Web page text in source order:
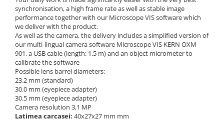
Cleme
Condensator microscop
Filtru Lambda
Filtru microscop
Filtru Quartz wedge
Huse de protectie
Iluminare microscop
Kit camp intunecat
Lichid calibrare
synchronisation, a high frame rate as well as stable image
performance together with our Microscope VIS software which
we deliver with the product.
As well as the camera, the delivery includes a simplified version of
our multi-lingual camera software Microscope VIS KERN OXM
901, a USB cable (length: 1,5 m) and an object micrometer to
calibrate the software
Possible lens barrel diameters:
23.2 mm (standard)
30.0 mm (eyepiece adapter)
30.5 mm (eyepiece adapter)
Camera resolution 3,1 MP
Latimea carcasei: 40x27x27 mm mm